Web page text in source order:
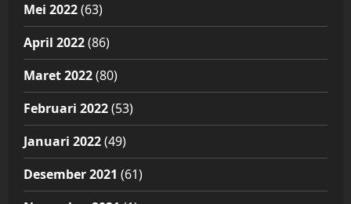
Mei 2022(63)
April 2022(86)
Maret 2022(80)
Februari 2022(53)
Januari 2022(49)
Desember 2021 (61)